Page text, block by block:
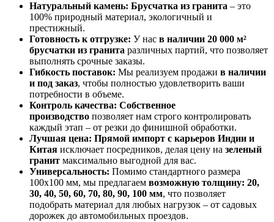
Натуральный камень: Брусчатка из гранита – это
100% природный материал, экологичный и
престижный.
Готовность к отгрузке: У нас в наличии 20 000 м²
брусчатки из гранита различных партий, что позволяет
выполнять срочные заказы.
Гибкость поставок: Мы реализуем продажи в наличии
и под заказ, чтобы полностью удовлетворить ваши
потребности в объеме.
Контроль качества: Собственное
производство позволяет нам строго контролировать
каждый этап – от резки до финишной обработки.
Лучшая цена: Прямой импорт с карьеров Индии и
Китая исключает посредников, делая цену на зеленый
гранит максимально выгодной для вас.
Универсальность: Помимо стандартного размера
100x100 мм, мы предлагаем возможную толщину: 20,
30, 40, 50, 60, 70, 80, 90, 100 мм, что позволяет
подобрать материал для любых нагрузок – от садовых
дорожек до автомобильных проездов.